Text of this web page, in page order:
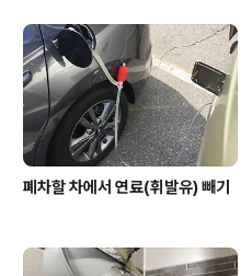
폐차할 차에서 연료(휘발유) 빼기